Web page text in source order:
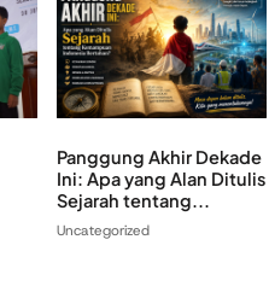
Panggung Akhir Dekade
Ini: Apa yang Alan Ditulis
Sejarah tentang...
Uncategorized